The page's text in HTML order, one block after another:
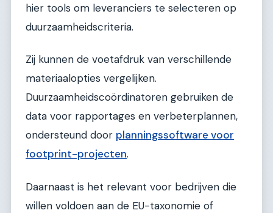
hier tools om leveranciers te selecteren op
duurzaamheidscriteria.
Zij kunnen de voetafdruk van verschillende
materiaalopties vergelijken.
Duurzaamheidscoördinatoren gebruiken de
data voor rapportages en verbeterplannen,
ondersteund door planningssoftware voor
footprint-projecten.
Daarnaast is het relevant voor bedrijven die
willen voldoen aan de EU-taxonomie of